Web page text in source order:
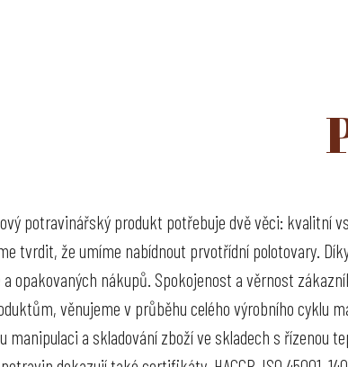
potravinářský produkt potřebuje dvě věci: kvalitní
tvrdit, že umíme nabídnout prvotřídní polotovary.
opakovaných nákupů. Spokojenost a věrnost
věnujeme v průběhu celého výrobního cyklu
manipulaci a skladování zboží ve skladech s řízenou